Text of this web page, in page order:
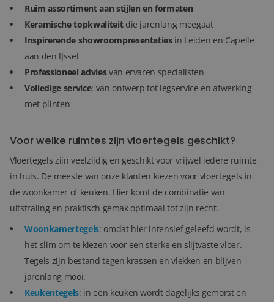
Ruim assortiment aan stijlen en formaten
Keramische topkwaliteitdie jarenlang meegaat
Inspirerende showroompresentatiesin Leiden en Capelle
aan den IJssel
Professioneel adviesvan ervaren specialisten
Volledige service: van ontwerp tot legservice en afwerking
met plinten
Voor welke ruimtes zijn vloertegels geschikt?
Vloertegels zijn veelzijdig en geschikt voor vrijwel iedere ruimte
in huis. De meeste van onze klanten kiezen voor vloertegels in
de woonkamer of keuken. Hier komt de combinatie van
uitstraling en praktisch gemak optimaal tot zijn recht.
Woonkamertegels: omdat hier intensief geleefd wordt, is
het slim om te kiezen voor een sterke en slijtvaste vloer.
Tegels zijn bestand tegen krassen en vlekken en blijven
jarenlang mooi.
Keukentegels: in een keuken wordt dagelijks gemorst en